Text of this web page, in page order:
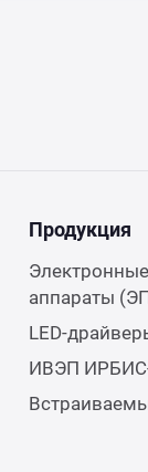
Продукция
аппараты
LED-
ИВЭП